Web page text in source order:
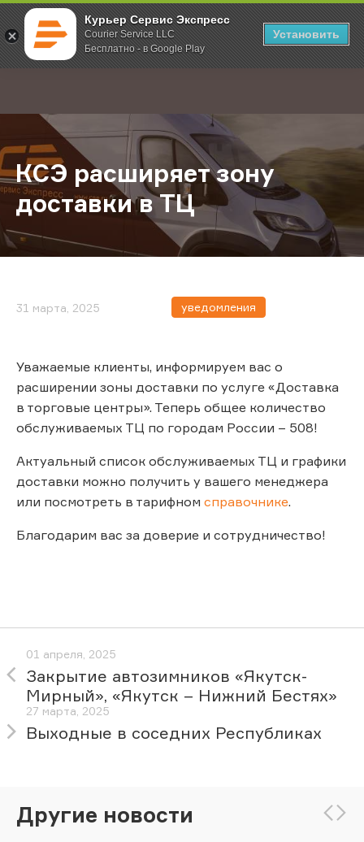
Курьер Сервис Экспресс
Courier Service LLC
Бесплатно - в Google Play
Установить
; Главная О компании Новости КСЭ расширяет зону доставки в
КСЭ расширяет зону
доставки в ТЦ
31 марта, 2025 уведомления
Уважаемые клиенты, информируем вас о
расширении зоны доставки по услуге «Доставка
в торговые центры». Теперь общее количество
обслуживаемых ТЦ по городам России – 508!
Актуальный список обслуживаемых ТЦ и графики
доставки можно получить у вашего менеджера
или посмотреть в тарифном справочнике.
Благодарим вас за доверие и сотрудничество!
01 апреля, 2025
Закрытие автозимников «Якутск-
Мирный», «Якутск – Нижний Бестях»
27 марта, 2025
Выходные в соседних Республиках
Другие новости